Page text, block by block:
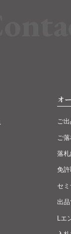
オ
ご
ご
落
免許
セ
出
Lエ